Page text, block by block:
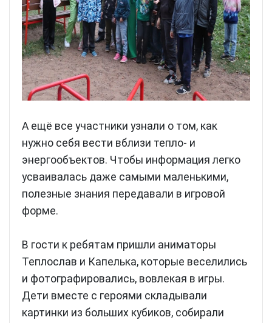
А ещё все участники узнали о том, как
нужно себя вести вблизи тепло- и
энергообъектов. Чтобы информация легко
усваивалась даже самыми маленькими,
полезные знания передавали в игровой
форме.
В гости к ребятам пришли аниматоры
Теплослав и Капелька, которые веселились
и фотографировались, вовлекая в игры.
Дети вместе с героями складывали
картинки из больших кубиков, собирали